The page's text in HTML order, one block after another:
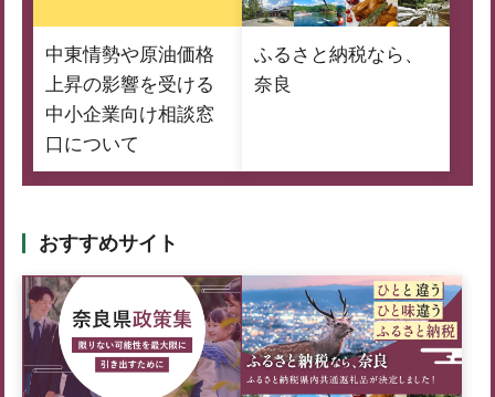
中東情勢や原油価格
上昇の影響を受ける
中小企業向け相談窓
口について
ふるさと納税なら、
奈良
おすすめサイト